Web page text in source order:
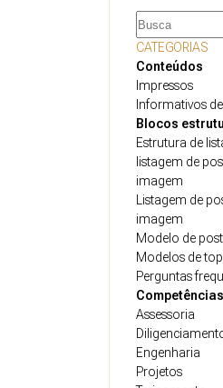
Pesquisar
CATEGORIAS
Conteúdos
Impressos
Informativos
Blocos
Estrutura de
listagem de
imagem
Listagem de
imagem
Modelo de
Modelos de
Perguntas
Competências
Assessoria
Engenharia
Projetos